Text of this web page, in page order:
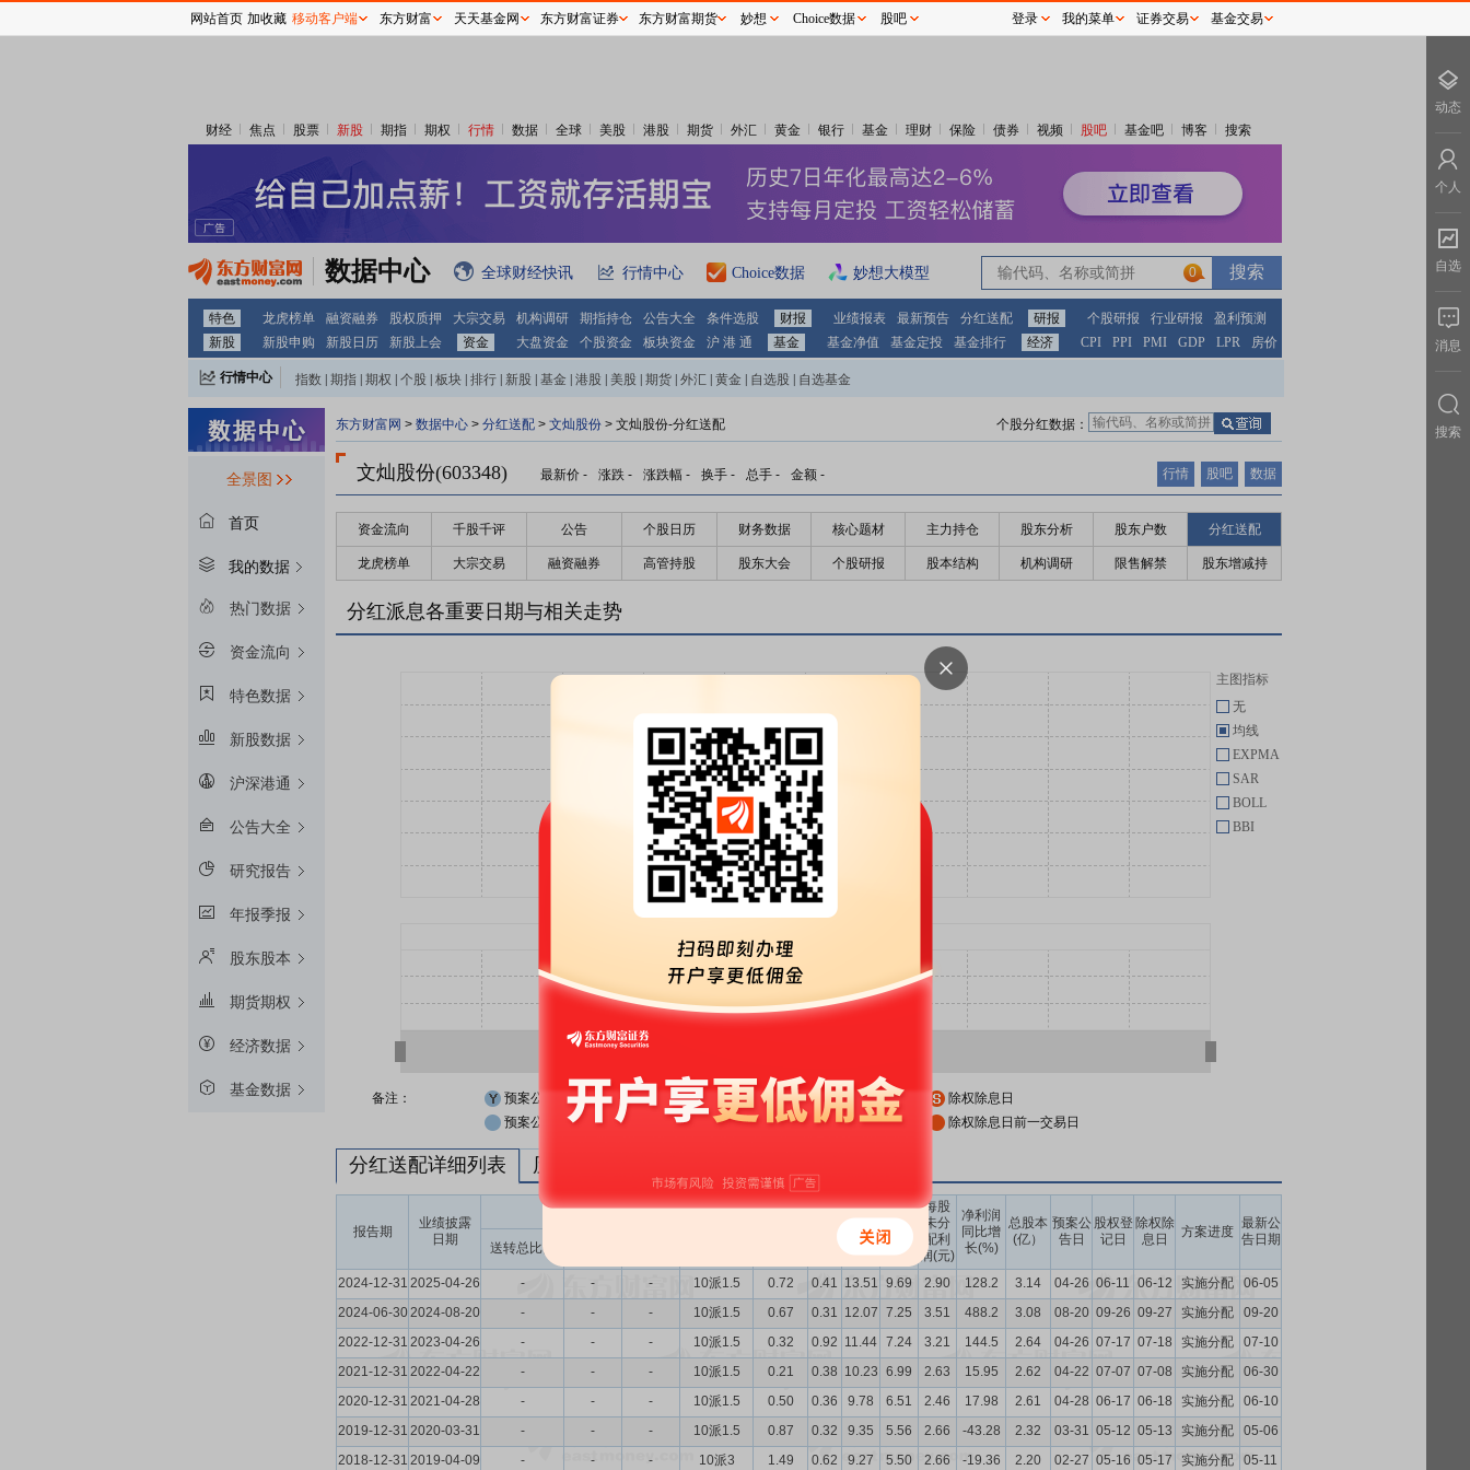
财经 焦点 股票 新股 期指 期权 行情 数据 全球 美股 港股 期货 外汇 黄金 银行 基金 理财 保险 债券 视频 股吧 基金吧 博客 搜索
数据中心 全球财经快讯 行情中心 Choice数据 妙想大模型 0
特色 龙虎榜单 融资融券 股权质押 大宗交易 机构调研 期指持仓 公告大全 条件选股 财报 业绩报表 最新预告 分红送配 研报 个股研报 行业研报
盈利预测
新股
新股申购 新股日历 新股上会 资金 大盘资金 个股资金 板块资金 沪 港 通 基金 基金净值 基金定投 基金排行 经济 CPI PPI PMI GDP LPR 房价
行情中心 指数 期指 期权 个股 板块 排行 新股 基金 港股 美股 期货 外汇 黄金 自选股 自选基金
全景图
首页
我的数据
热门数据
资金流向
特色数据
新股数据
沪深港通
公告大全
研究报告
年报季报
股东股本
期货期权
经济数据
基金数据
东方财富网 > 数据中心 > 分红送配 > 文灿股份 > 文灿股份-分红送配 个股分红数据：
文灿股份(603348) 最新价 - 涨跌 - 涨跌幅 - 换手 - 总手 - 金额 - 行情 股吧 数据
资金流向 千股千评 公告 个股日历 财务数据 核心题材 主力持仓 股东分析 股东户数 分红送配
龙虎榜单 大宗交易 融资融券 高管持股 股东大会 个股研报 股本结构 机构调研 限售解禁 股东增减持
分红派息各重要日期与相关走势
主图指标
无
均线
EXPMA
SAR
BOLL
BBI
备注： 预案公布日 股权登记日
除权除息日
预案公布日前一交易日
股权登记日前一交易日 除权除息日前一交易日
分红送配详细列表 历次分红派息与涨跌幅表现
报告期
业绩披露
日期
送转股份 现金分红
收益
每股
净资
产(元)
每股
公积
金(元)
每股
未分
配利
润(元)
净利润
同比增
长(%)
总股本
(亿）
预案公
告日
股权登
记日
除权除
息日
方案进度
最新公
告日期
送转总比例
2024-12-31 2025-04-26 - - - 10派1.5 0.72 0.41 13.51 9.69 2.90 128.2 3.14 04-26 06-11 06-12 实施分配
06-05
2024-06-302024-08-20 - - - 10派1.5 0.67 0.31 12.07 7.25 3.51 488.2 3.08 08-20 09-26 09-27 实施分配
09-20
2022-12-31 2023-04-26 - - - 10派1.5 0.32 0.92 11.44 7.24 3.21 144.5 2.64 04-26 07-17 07-18 实施分配
07-10
2021-12-31 2022-04-22 - - - 10派1.5 0.21 0.38 10.23 6.99 2.63 15.95 2.62 04-22 07-07 07-08 实施分配
06-30
2020-12-31 2021-04-28 - - - 10派1.5 0.50 0.36 9.78 6.51 2.46 17.98 2.61 04-28 06-17 06-18 实施分配
06-10
2019-12-31 2020-03-31 - - - 10派1.5 0.87 0.32 9.35 5.56 2.66 -43.28 2.32 03-31 05-12 05-13 实施分配
05-06
2018-12-31 2019-04-09 - - - 10派3 1.49 0.62 9.27 5.50 2.66 -19.36 2.20 02-27 05-16 05-17 实施分配 05-11
网站首页 加收藏 移动客户端 东方财富 天天基金网 东方财富证券 东方财富期货 妙想 Choice数据 股吧 登录 我的菜单 证券交易 基金交易
动态
个人
自选
消息
搜索